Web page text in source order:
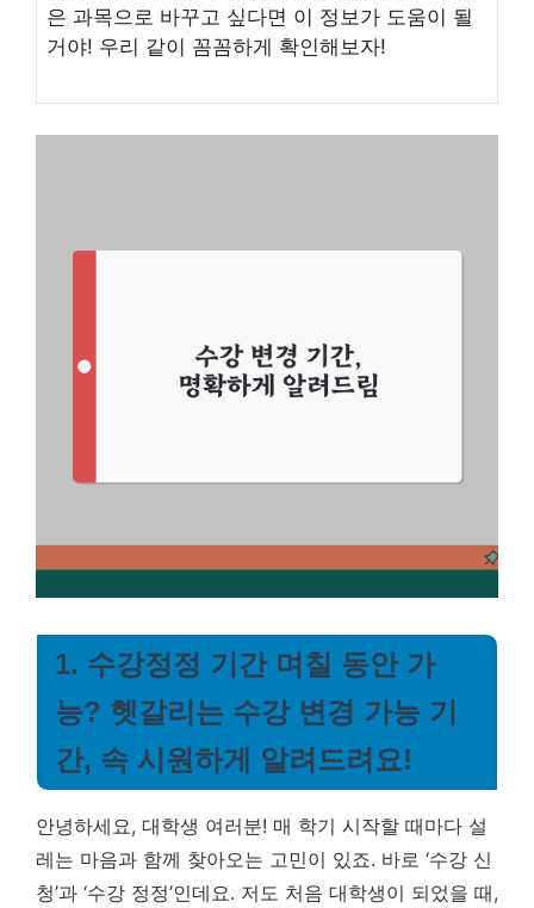
은 과목으로 바꾸고 싶다면 이 정보가 도움이 될
거야! 우리 같이 꼼꼼하게 확인해보자!
1. 수강정정 기간 며칠 동안 가
능? 헷갈리는 수강 변경 가능 기
간, 속 시원하게 알려드려요!
안녕하세요, 대학생 여러분! 매 학기 시작할 때마다 설
레는 마음과 함께 찾아오는 고민이 있죠. 바로 ‘수강 신
청’과 ‘수강 정정’인데요. 저도 처음 대학생이 되었을 때,